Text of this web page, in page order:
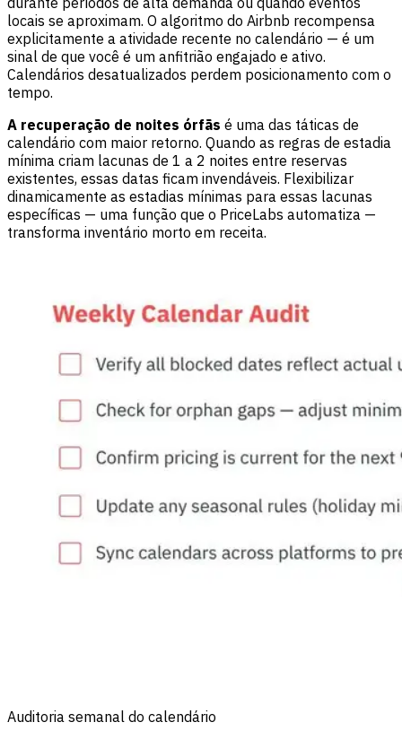
locais se aproximam. O algoritmo do Airbnb recompensa
explicitamente a atividade recente no calendário — é um
sinal de que você é um anfitrião engajado e ativo.
Calendários desatualizados perdem posicionamento com o
tempo.
A recuperação de noites órfãs é uma das táticas de
calendário com maior retorno. Quando as regras de estadia
mínima criam lacunas de 1 a 2 noites entre reservas
existentes, essas datas ficam invendáveis. Flexibilizar
dinamicamente as estadias mínimas para essas lacunas
específicas — uma função que o PriceLabs automatiza —
transforma inventário morto em receita.
Auditoria semanal do calendário